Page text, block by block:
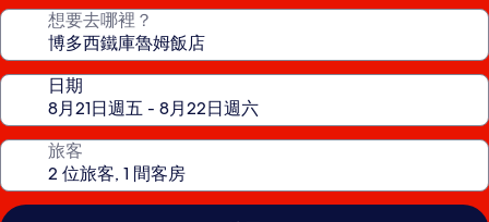
想要去哪裡？
日期
旅客